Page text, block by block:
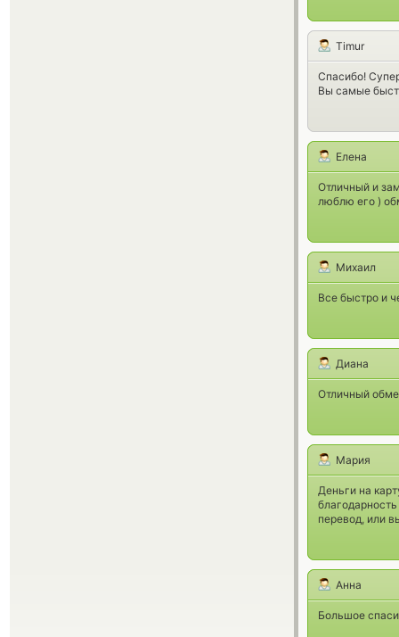
Timur
Спасибо!
Вы самые
Елена
Отличный и
люблю его )
Михаил
Все быстро и
Диана
Отличный
Мария
Деньги на
перевод, или
Анна
Большое